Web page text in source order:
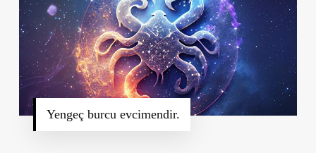
Yengeç burcu evcimendir.